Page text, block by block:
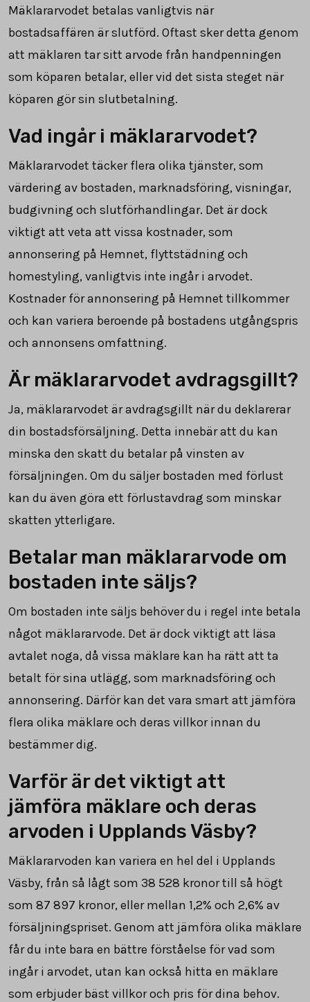
Mäklararvodet betalas vanligtvis när
bostadsaffären är slutförd. Oftast sker detta genom
att mäklaren tar sitt arvode från handpenningen
som köparen betalar, eller vid det sista steget när
köparen gör sin slutbetalning.
Vad ingår i mäklararvodet?
Mäklararvodet täcker flera olika tjänster, som
värdering av bostaden, marknadsföring, visningar,
budgivning och slutförhandlingar. Det är dock
viktigt att veta att vissa kostnader, som
annonsering på Hemnet, flyttstädning och
homestyling, vanligtvis inte ingår i arvodet.
Kostnader för annonsering på Hemnet tillkommer
och kan variera beroende på bostadens utgångspris
och annonsens omfattning.
Är mäklararvodet avdragsgillt?
Ja, mäklararvodet är avdragsgillt när du deklarerar
din bostadsförsäljning. Detta innebär att du kan
minska den skatt du betalar på vinsten av
försäljningen. Om du säljer bostaden med förlust
kan du även göra ett förlustavdrag som minskar
skatten ytterligare.
Betalar man mäklararvode om
bostaden inte säljs?
Om bostaden inte säljs behöver du i regel inte betala
något mäklararvode. Det är dock viktigt att läsa
avtalet noga, då vissa mäklare kan ha rätt att ta
betalt för sina utlägg, som marknadsföring och
annonsering. Därför kan det vara smart att jämföra
flera olika mäklare och deras villkor innan du
bestämmer dig.
Varför är det viktigt att
jämföra mäklare och deras
arvoden i Upplands Väsby?
Mäklararvoden kan variera en hel del i Upplands
Väsby, från så lågt som 38 528 kronor till så högt
som 87 897 kronor, eller mellan 1,2% och 2,6% av
försäljningspriset. Genom att jämföra olika mäklare
får du inte bara en bättre förståelse för vad som
ingår i arvodet, utan kan också hitta en mäklare
som erbjuder bäst villkor och pris för dina behov.